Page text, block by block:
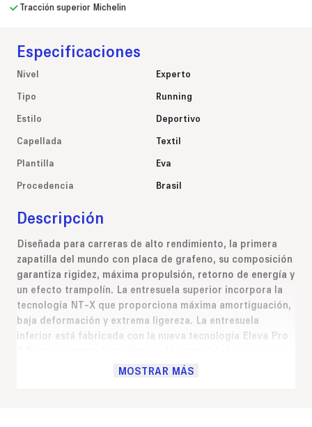
Tracción superior Michelin
Especificaciones
Nivel
Experto
Tipo
Running
Estilo
Deportivo
Capellada
Textil
Plantilla
Eva
Procedencia
Brasil
Descripción
Diseñada para carreras de alto rendimiento, la primera
zapatilla del mundo con placa de grafeno, su composición
garantiza rigidez, máxima propulsión, retorno de energía y
un efecto trampolín. La entresuela superior incorpora la
tecnología NT-X que proporciona máxima amortiguación,
baja deformación y extrema ligereza. La entresuela
inferior está fabricada con la nueva tecnología Eleva Pro
capacidad de respuesta esenciales para correr. Otra
MOSTRAR MÁS